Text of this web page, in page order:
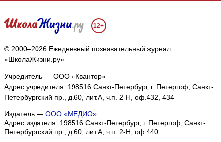
12+
© 2000–2026 Ежедневный познавательный журнал
«ШколаЖизни.ру»
Учредитель — ООО «Квантор»
Адрес учредителя: 198516 Санкт-Петербург, г. Петергоф, Санкт-
Петербургский пр., д.60, лит.А, ч.п. 2-Н, оф.432, 434
Издатель — ООО «МЕДИО»
Адрес издателя: 198516 Санкт-Петербург, г. Петергоф, Санкт-
Петербургский пр., д.60, лит.А, ч.п. 2-Н, оф.440